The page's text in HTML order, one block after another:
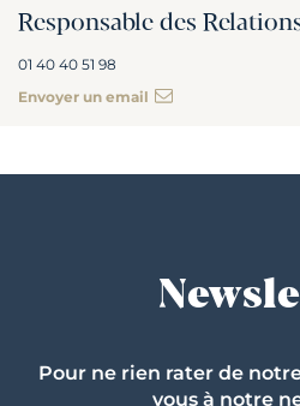
Responsable des
01 40 40 51 98
Envoyer un email
Pour ne rien rater de
vous à notre